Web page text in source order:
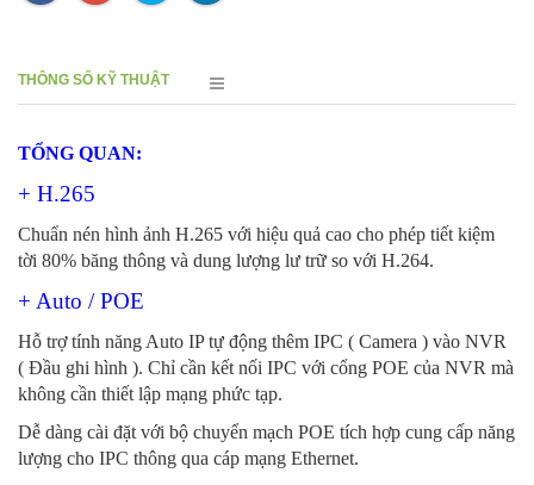
THÔNG SỐ KỸ THUẬT
TỔNG QUAN:
+ H.265
Chuẩn nén hình ảnh H.265 với hiệu quả cao cho phép tiết kiệm
tời 80% băng thông và dung lượng lư trữ so với H.264.
+ Auto / POE
Hỗ trợ tính năng Auto IP tự động thêm IPC ( Camera ) vào NVR
( Đầu ghi hình ). Chỉ cần kết nối IPC với cổng POE của NVR mà
không cần thiết lập mạng phức tạp.
Dễ dàng cài đặt với bộ chuyển mạch POE tích hợp cung cấp năng
lượng cho IPC thông qua cáp mạng Ethernet.